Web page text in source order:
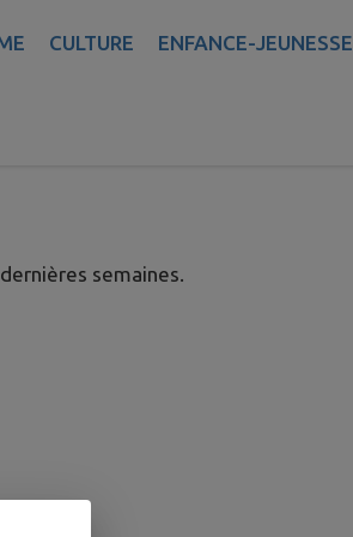
CULTURE ENFANCE-JEUNESSE
semaines.